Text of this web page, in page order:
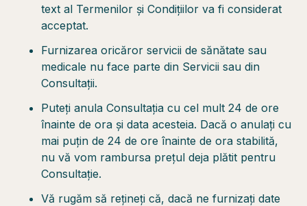
text al Termenilor și Condițiilor va fi considerat
acceptat.
Furnizarea oricăror servicii de sănătate sau
medicale nu face parte din Servicii sau din
Consultații.
Puteți anula Consultația cu cel mult 24 de ore
înainte de ora și data acesteia. Dacă o anulați cu
mai puțin de 24 de ore înainte de ora stabilită,
nu vă vom rambursa prețul deja plătit pentru
Consultație.
Vă rugăm să rețineți că, dacă ne furnizați date